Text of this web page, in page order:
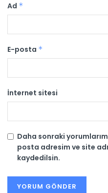
Ad *
E-posta *
İnternet sitesi
Daha sonraki
posta adresim ve site
kaydedilsin.